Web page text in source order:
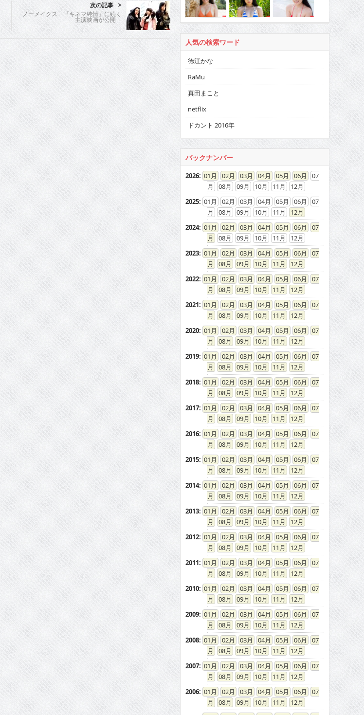
次の記事
ノーメイクス 『キネマ純情』に続く
主演映画が公開
人気の検索ワード
徳江かな
RaMu
真田まこと
netflix
ドカント 2016年
バックナンバー
2026: 01 02 03 04 05 06
07
08
09 10 11
12
2025: 01 02 03 04 05 06
07
08
09 10 11
12
2024: 01 02 03 04 05 06
07
08
09 10 11
12
2023: 01 02 03 04 05 06
07
08
09 10 11
12
2022: 01 02 03 04 05 06
07
08
09 10 11
12
2021: 01 02 03 04 05 06
07
08
09 10 11
12
2020: 01 02 03 04 05 06
07
08
09 10 11
12
2019: 01 02 03 04 05 06
07
08
09 10 11
12
2018: 01 02 03 04 05 06
07
08
09 10 11
12
2017: 01 02 03 04 05 06
07
08
09 10 11
12
2016: 01 02 03 04 05 06
07
08
09 10 11
12
2015: 01 02 03 04 05 06
07
08
09 10 11
12
2014: 01 02 03 04 05 06
07
08
09 10 11
12
2013: 01 02 03 04 05 06
07
08
09 10 11
12
2012: 01 02 03 04 05 06
07
08
09 10 11
12
2011: 01 02 03 04 05 06
07
08
09 10 11
12
2010: 01 02 03 04 05 06
07
08
09 10 11
12
2009: 01 02 03 04 05 06
07
08
09 10 11
12
2008: 01 02 03 04 05 06
07
08
09 10 11
12
2007: 01 02 03 04 05 06
07
08
09 10 11
12
2006: 01 02 03 04 05 06
07
08
09 10 11
12